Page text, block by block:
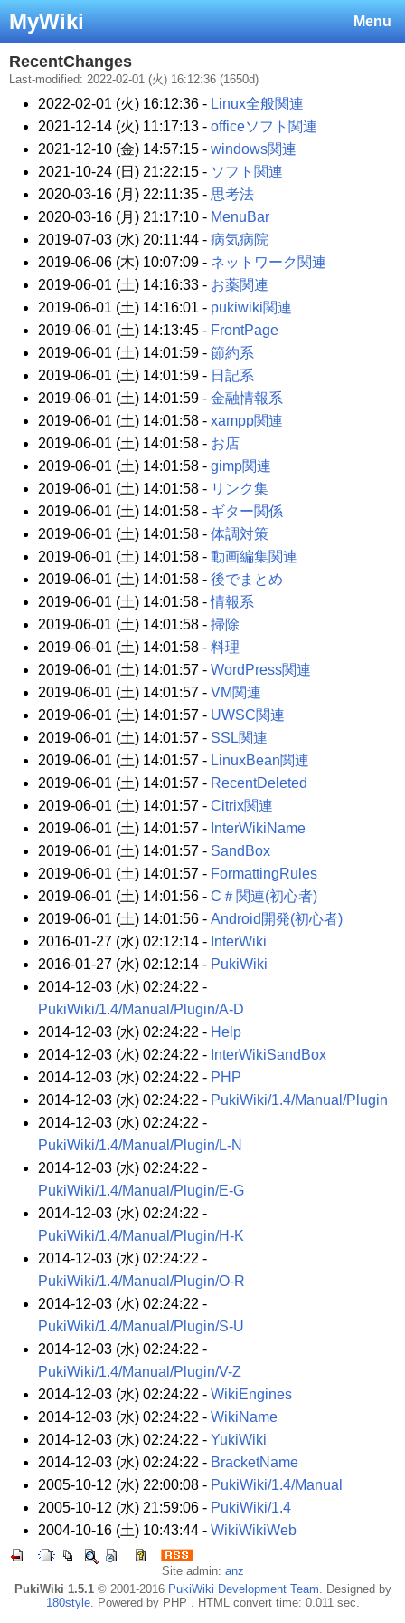
Menu
MyWiki
RecentChanges
Last-modified: 2022-02-01 (火) 16:12:36 (1650d)
2022-02-01 (火) 16:12:36 - Linux全般関連
2021-12-14 (火) 11:17:13 - officeソフト関連
2021-12-10 (金) 14:57:15 - windows関連
2021-10-24 (日) 21:22:15 - ソフト関連
2020-03-16 (月) 22:11:35 - 思考法
2020-03-16 (月) 21:17:10 - MenuBar
2019-07-03 (水) 20:11:44 - 病気病院
2019-06-06 (木) 10:07:09 - ネットワーク関連
2019-06-01 (土) 14:16:33 - お薬関連
2019-06-01 (土) 14:16:01 - pukiwiki関連
2019-06-01 (土) 14:13:45 - FrontPage
2019-06-01 (土) 14:01:59 - 節約系
2019-06-01 (土) 14:01:59 - 日記系
2019-06-01 (土) 14:01:59 - 金融情報系
2019-06-01 (土) 14:01:58 - xampp関連
2019-06-01 (土) 14:01:58 - お店
2019-06-01 (土) 14:01:58 - gimp関連
2019-06-01 (土) 14:01:58 - リンク集
2019-06-01 (土) 14:01:58 - ギター関係
2019-06-01 (土) 14:01:58 - 体調対策
2019-06-01 (土) 14:01:58 - 動画編集関連
2019-06-01 (土) 14:01:58 - 後でまとめ
2019-06-01 (土) 14:01:58 -情報系
2019-06-01 (土) 14:01:58 - 掃除
2019-06-01 (土) 14:01:58 - 料理
2019-06-01 (土) 14:01:57 - WordPress関連
2019-06-01 (土) 14:01:57 - VM関連
2019-06-01 (土) 14:01:57 - UWSC関連
2019-06-01 (土) 14:01:57 - SSL関連
2019-06-01 (土) 14:01:57 - LinuxBean関連
2019-06-01 (土) 14:01:57 - RecentDeleted
2019-06-01 (土) 14:01:57 - Citrix関連
2019-06-01 (土) 14:01:57 - InterWikiName
2019-06-01 (土) 14:01:57 - SandBox
2019-06-01 (土) 14:01:57 - FormattingRules
2019-06-01 (土) 14:01:56 - C＃関連(初心者)
2019-06-01 (土) 14:01:56 - Android開発(初心者)
2016-01-27 (水) 02:12:14 - InterWiki
2016-01-27 (水) 02:12:14 - PukiWiki
2014-12-03 (水) 02:24:22 -
PukiWiki/1.4/Manual/Plugin/A-D
2014-12-03 (水) 02:24:22 - Help
2014-12-03 (水) 02:24:22 - InterWikiSandBox
2014-12-03 (水) 02:24:22 - PHP
2014-12-03 (水) 02:24:22 - PukiWiki/1.4/Manual/Plugin
2014-12-03 (水) 02:24:22 -
PukiWiki/1.4/Manual/Plugin/L-N
2014-12-03 (水) 02:24:22 -
PukiWiki/1.4/Manual/Plugin/E-G
2014-12-03 (水) 02:24:22 -
PukiWiki/1.4/Manual/Plugin/H-K
2014-12-03 (水) 02:24:22 -
PukiWiki/1.4/Manual/Plugin/O-R
2014-12-03 (水) 02:24:22 -
PukiWiki/1.4/Manual/Plugin/S-U
2014-12-03 (水) 02:24:22 -
PukiWiki/1.4/Manual/Plugin/V-Z
2014-12-03 (水) 02:24:22 - WikiEngines
2014-12-03 (水) 02:24:22 - WikiName
2014-12-03 (水) 02:24:22 - YukiWiki
2014-12-03 (水) 02:24:22 - BracketName
2005-10-12 (水) 22:00:08 - PukiWiki/1.4/Manual
2005-10-12 (水) 21:59:06 - PukiWiki/1.4
2004-10-16 (土) 10:43:44 - WikiWikiWeb
Site admin: anz
PukiWiki 1.5.1© 2001-2016 PukiWiki Development Team. Designed by
180style. Powered by PHP . HTML convert time: 0.011 sec.